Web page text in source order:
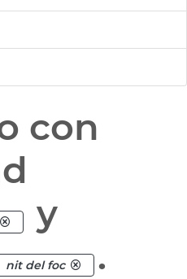
con
y
nit del foc .